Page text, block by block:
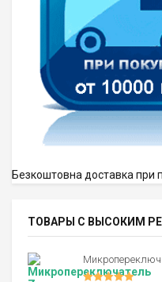
Безкоштовна доставка при
ТОВАРЫ С ВЫСОКИМ